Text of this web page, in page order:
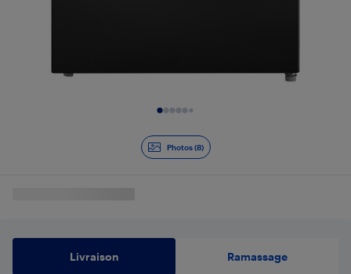
Photos (8)
Livraison Ramassage